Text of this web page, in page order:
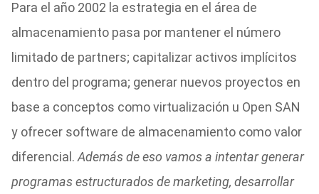
Para el año 2002 la estrategia en el área de
almacenamiento pasa por mantener el número
limitado de partners; capitalizar activos implícitos
dentro del programa; generar nuevos proyectos en
base a conceptos como virtualización u Open SAN
y ofrecer software de almacenamiento como valor
diferencial. Además de eso vamos a intentar generar
programas estructurados de marketing, desarrollar